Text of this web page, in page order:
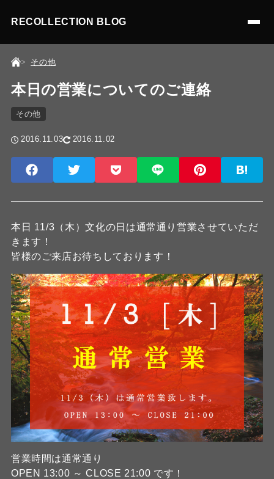
RECOLLECTION BLOG
その他
本日の営業についてのご連絡
その他
2016.11.03 2016.11.02
本日 11/3（木）文化の日は通常通り営業させていただ
きます！
皆様のご来店お待ちしております！
営業時間は通常通り
OPEN 13:00 ～ CLOSE 21:00 です！